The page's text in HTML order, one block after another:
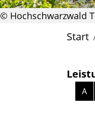
© Hochschwarzwald
Start
A